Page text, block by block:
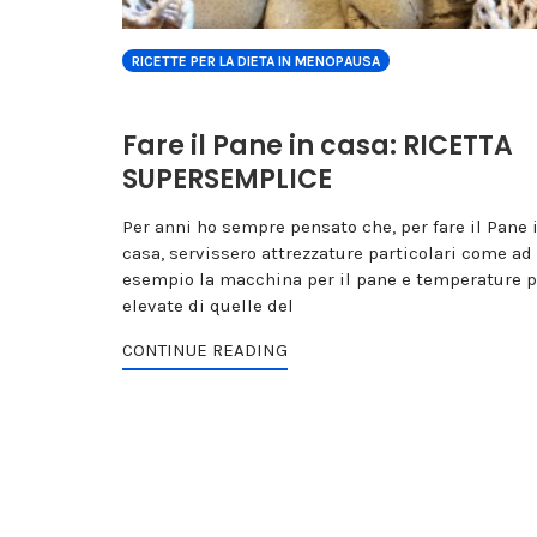
RICETTE PER LA DIETA IN MENOPAUSA
Fare il Pane in casa: RICETTA
SUPERSEMPLICE
Per anni ho sempre pensato che, per fare il Pane
casa, servissero attrezzature particolari come ad
esempio la macchina per il pane e temperature
elevate di quelle del
CONTINUE READING